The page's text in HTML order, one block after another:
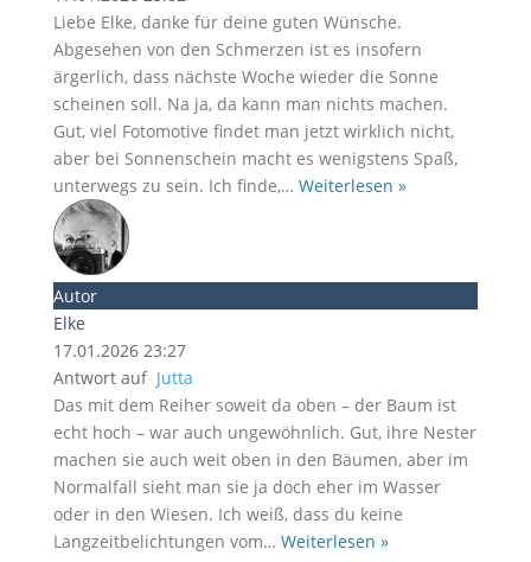
Liebe Elke, danke für deine guten Wünsche.
Abgesehen von den Schmerzen ist es insofern
ärgerlich, dass nächste Woche wieder die Sonne
scheinen soll. Na ja, da kann man nichts machen.
Gut, viel Fotomotive findet man jetzt wirklich nicht,
aber bei Sonnenschein macht es wenigstens Spaß,
unterwegs zu sein. Ich finde,… Weiterlesen »
Autor
Elke
17.01.2026 23:27
Antwort auf Jutta
Das mit dem Reiher soweit da oben – der Baum ist
echt hoch – war auch ungewöhnlich. Gut, ihre Nester
machen sie auch weit oben in den Bäumen, aber im
Normalfall sieht man sie ja doch eher im Wasser
oder in den Wiesen. Ich weiß, dass du keine
Langzeitbelichtungen vom… Weiterlesen »